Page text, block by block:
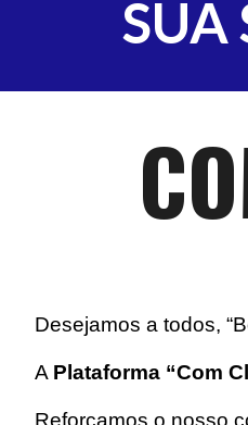
SUA
Desejamos a todos,
A Plataforma “Com
Reforçamos o nosso